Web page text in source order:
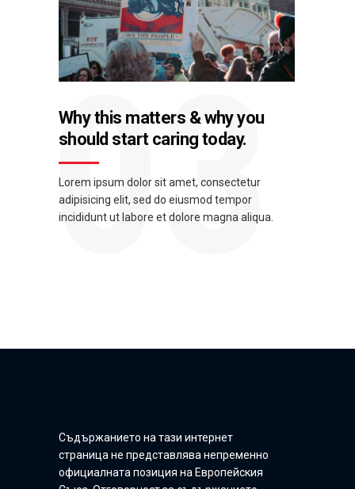
03
Why this matters & why you
should start caring today.
Lorem ipsum dolor sit amet, consectetur
adipisicing elit, sed do eiusmod tempor
incididunt ut labore et dolore magna aliqua.
Съдържанието на тази интернет
страница не представлява непременно
официалната позиция на Европейския